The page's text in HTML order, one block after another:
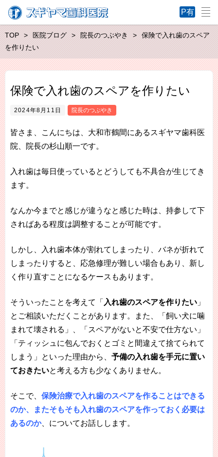
TOP 医院ブログ 院長のつぶやき
保険で入れ歯のスペア
を作りたい
保険で入れ歯のスペアを作りたい
2024年8月11日 院長のつぶやき
皆さま、こんにちは、大和市鶴間にあるスギヤマ歯科医
院、院長の杉山順一です。
入れ歯は毎日使っているとどうしても不具合が生じてき
ます。
なんか今までと感じが違うなと感じた時は、持参して下
さればある程度は調整することが可能です。
しかし、入れ歯本体が割れてしまったり、バネが折れて
しまったりすると、応急修理が難しい場合もあり、新し
く作り直すことになるケースもあります。
そういったことを考えて「 入れ歯のスペアを作りたい 」
とご相談いただくことがあります。また、「飼い犬に噛
まれて壊される」、「スペアがないと不安で仕方ない」
「ティッシュに包んでおくとゴミと間違えて捨てられて
しまう」といった理由から、 予備の入れ歯を手元に置い
ておきたいと考える方も少なくありません。
そこで、 保険治療で入れ歯のスペアを作ることはできる
のか、またそもそも入れ歯のスペアを作っておく必要は
あるのか、についてお話しします。